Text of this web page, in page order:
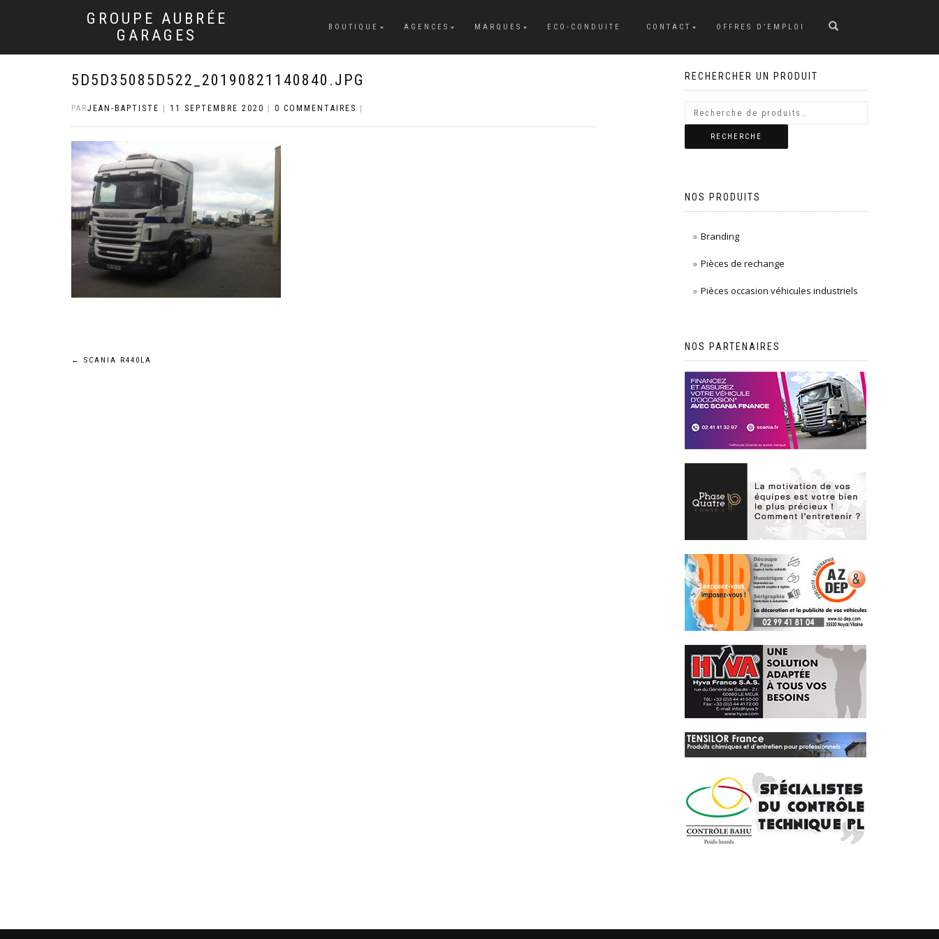
GROUPE AUBRÉE
GARAGES
BOUTIQUE AGENCES MARQUES ECO-CONDUITE CONTACT OFFRES D’EMPLOI
5D5D35085D522_20190821140840.JPG
PARJEAN-BAPTISTE 11 SEPTEMBRE 2020 0 COMMENTAIRES
Navigation
← SCANIA R440LA
RECHERCHER UN PRODUIT
RECHERCHE
NOS PRODUITS
Branding
Pièces de rechange
Pièces occasion véhicules industriels
NOS PARTENAIRES